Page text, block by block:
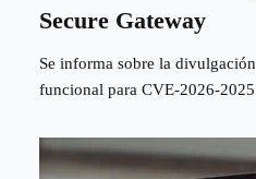
Secure Gateway
Se informa sobre la
funcional para CVE-2026-